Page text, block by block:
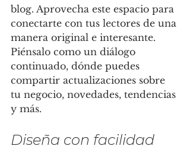
blog. Aprovecha este espacio para
conectarte con tus lectores de una
manera original e interesante.
Piénsalo como un diálogo
continuado, dónde puedes
compartir actualizaciones sobre
tu negocio, novedades, tendencias
y más.
Diseña con facilidad